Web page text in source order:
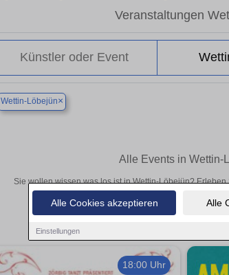
Alle Cookies akzeptieren Alle
Einstellungen
Veranstaltungen
Wettin-Löbejün×
Alle Events in Wettin-
Sie wollen wissen was los ist in Wettin-Löbejün?
Theateraufführungen oder aufregende
18:00 Uhr